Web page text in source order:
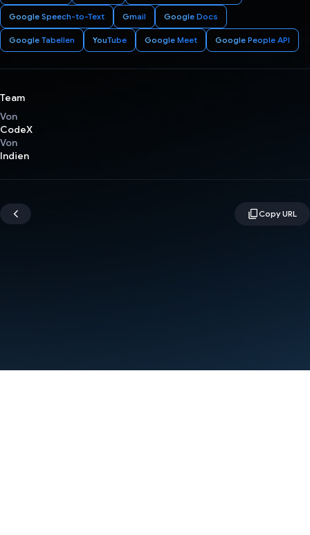
Google Speech-to-Text Gmail Google Docs
Google Tabellen YouTube Google Meet Google People API
Team
Von
CodeX
Von
Indien